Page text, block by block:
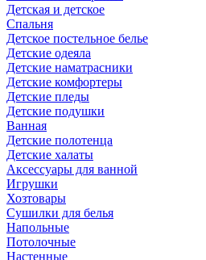
Детская и детское
Спальня
Детское постельное белье
Детские одеяла
Детские наматрасники
Детские комфортеры
Детские пледы
Детские подушки
Ванная
Детские полотенца
Детские халаты
Аксессуары для ванной
Игрушки
Хозтовары
Сушилки для белья
Напольные
Потолочные
Настенные